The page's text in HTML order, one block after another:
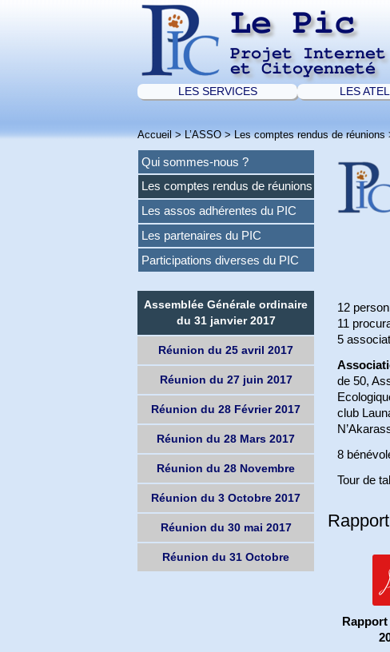
Le Pic
Projet Internet
et Citoyenneté
LES SERVICES LES
Accueil>L’ASSO>Les comptes rendus de réunions
Qui sommes-nous ?
Les comptes rendus de réunions
Les assos adhérentes du PIC
Les partenaires du PIC
Participations diverses du PIC
Assemblée Générale ordinaire
du 31 janvier 2017
Réunion du 25 avril 2017
Réunion du 27 juin 2017
Réunion du 28 Février 2017
Réunion du 28 Mars 2017
Réunion du 28 Novembre
Réunion du 3 Octobre 2017
Réunion du 30 mai 2017
Réunion du 31 Octobre
12
11
5
de 50,
club
8
Tour de
Rapport